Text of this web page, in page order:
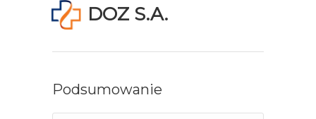
DOZ S.A.
Podsumowanie